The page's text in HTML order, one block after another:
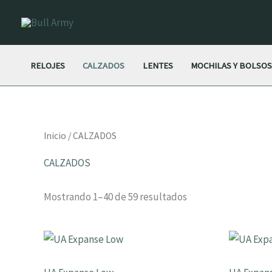
contenido
RELOJES CALZADOS LENTES MOCHILAS Y BOLSOS
Inicio / CALZADOS
CALZADOS
Mostrando 1–40 de 59 resultados